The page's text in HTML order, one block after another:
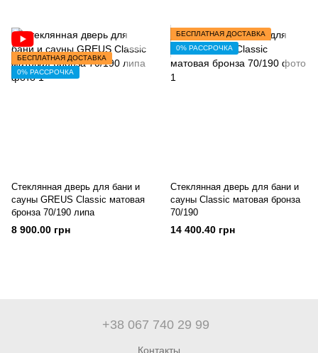
БЕСПЛАТНАЯ ДОСТАВКА
0% РАССРОЧКА
Стеклянная дверь для бани и
сауны GREUS Classic матовая
бронза 70/190 липа
8 900.00 грн
БЕСПЛАТНАЯ ДОСТАВКА
0% РАССРОЧКА
Стеклянная дверь для бани и
сауны Classic матовая бронза
70/190
14 400.40 грн
+38 067 740 29 99
Контакты